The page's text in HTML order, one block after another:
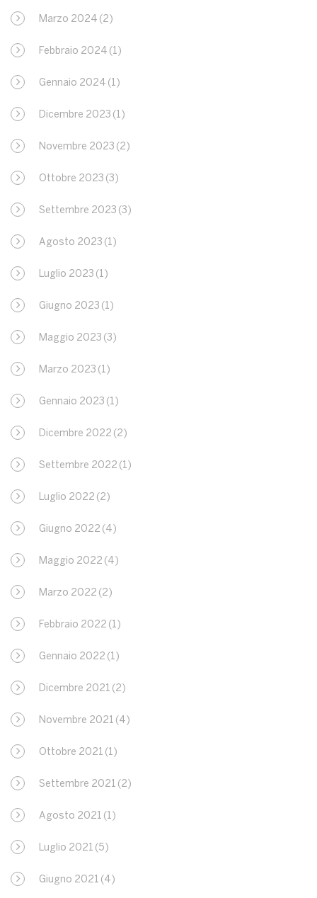
Marzo 2024 (2)
Febbraio 2024 (1)
Gennaio 2024 (1)
Dicembre 2023 (1)
Novembre 2023 (2)
Ottobre 2023 (3)
Settembre 2023 (3)
Agosto 2023 (1)
Luglio 2023 (1)
Giugno 2023 (1)
Maggio 2023 (3)
Marzo 2023 (1)
Gennaio 2023 (1)
Dicembre 2022 (2)
Settembre 2022 (1)
Luglio 2022 (2)
Giugno 2022 (4)
Maggio 2022 (4)
Marzo 2022 (2)
Febbraio 2022 (1)
Gennaio 2022 (1)
Dicembre 2021 (2)
Novembre 2021 (4)
Ottobre 2021 (1)
Settembre 2021 (2)
Agosto 2021 (1)
Luglio 2021 (5)
Giugno 2021 (4)